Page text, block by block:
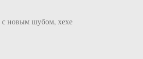
новым шубом, хехе